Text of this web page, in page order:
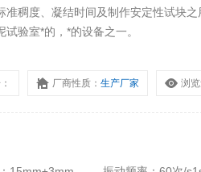
准稠度、凝结时间及制作安定性试块
验室*的，*的设备之一。
厂商性质：生产厂家 浏